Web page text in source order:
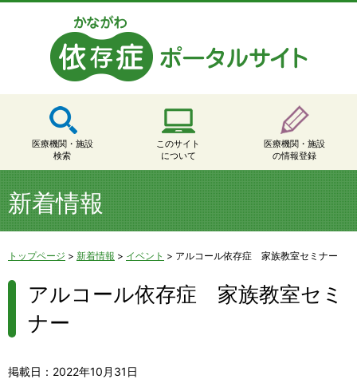
医療機関・施設
検索
このサイト
について
医療機関・施設
の情報登録
新着情報
トップページ > 新着情報 > イベント > アルコール依存症 家族教室セミナー
アルコール依存症 家族教室セミ
ナー
掲載日：2022年10月31日